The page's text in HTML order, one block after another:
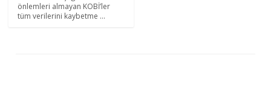
önlemleri almayan KOBİ’ler
tüm verilerini kaybetme ...